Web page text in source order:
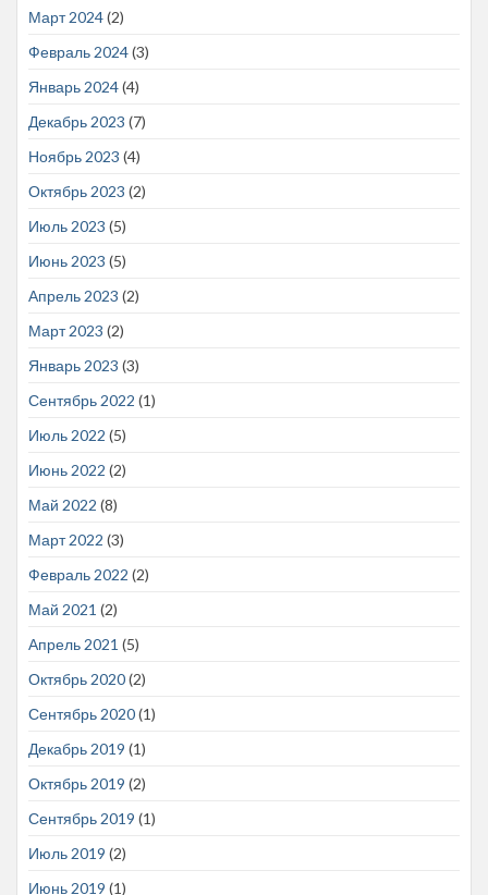
Март 2024(2)
Февраль 2024(3)
Январь 2024(4)
Декабрь 2023 (7)
Ноябрь 2023 (4)
Октябрь 2023 (2)
Июль 2023 (5)
Июнь 2023 (5)
Апрель 2023 (2)
Март 2023 (2)
Январь 2023 (3)
Сентябрь 2022 (1)
Июль 2022 (5)
Июнь 2022 (2)
Май 2022 (8)
Март 2022 (3)
Февраль 2022 (2)
Май 2021 (2)
Апрель 2021 (5)
Октябрь 2020(2)
Сентябрь 2020(1)
Декабрь 2019 (1)
Октябрь 2019 (2)
Сентябрь 2019 (1)
Июль 2019 (2)
Июнь 2019 (1)